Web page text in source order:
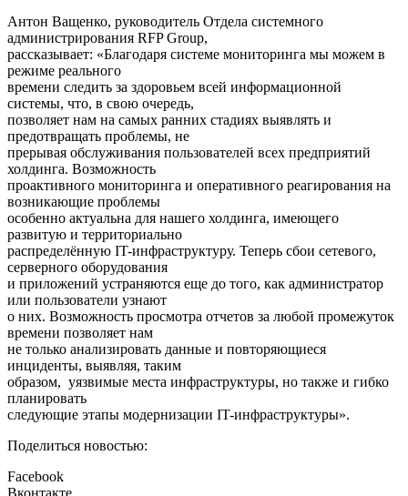
Антон Ващенко, руководитель Отдела системного
администрирования RFP Group,
рассказывает: «Благодаря системе мониторинга мы можем в
режиме реального
времени следить за здоровьем всей информационной
системы, что, в свою очередь,
позволяет нам на самых ранних стадиях выявлять и
предотвращать проблемы, не
прерывая обслуживания пользователей всех предприятий
холдинга. Возможность
проактивного мониторинга и оперативного реагирования на
возникающие проблемы
особенно актуальна для нашего холдинга, имеющего
развитую и территориально
распределённую IT-инфраструктуру. Теперь сбои сетевого,
серверного оборудования
и приложений устраняются еще до того, как администратор
или пользователи узнают
о них. Возможность просмотра отчетов за любой промежуток
времени позволяет нам
не только анализировать данные и повторяющиеся
инциденты, выявляя, таким
образом, уязвимые места инфраструктуры, но также и гибко
планировать
следующие этапы модернизации IT-инфраструктуры».
Поделиться новостью:
Facebook